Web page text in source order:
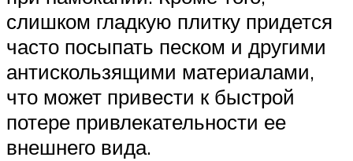
слишком гладкую плитку придется
часто посыпать песком и другими
антискользящими материалами,
что может привести к быстрой
потере привлекательности ее
внешнего вида.